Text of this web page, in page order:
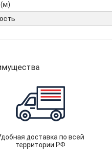
доставка по всей
территории РФ